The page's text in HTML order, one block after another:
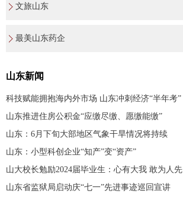
文旅山东
最美山东药企
山东新闻
科技赋能拥抱海内外市场 山东冲刺经济“半年考”
山东推进住房公积金“应缴尽缴、愿缴能缴”
山东：6月下旬大部地区气象干旱情况将持续
山东：小型科创企业“知产”变“资产”
山大校长勉励2024届毕业生：心有大我 敢为人先
山东省监狱局启动庆“七一”先进事迹巡回宣讲